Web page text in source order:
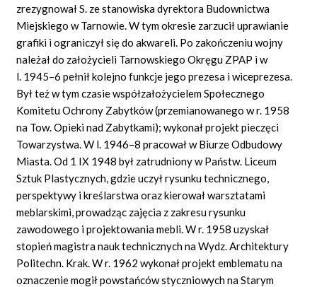
zrezygnował S. ze stanowiska dyrektora Budownictwa
Miejskiego w Tarnowie. W tym okresie zarzucił uprawianie
grafiki i ograniczył się do akwareli. Po zakończeniu wojny
należał do założycieli Tarnowskiego Okręgu ZPAP i w
l. 1945–6 pełnił kolejno funkcje jego prezesa i wiceprezesa.
Był też w tym czasie współzałożycielem Społecznego
Komitetu Ochrony Zabytków (przemianowanego w r. 1958
na Tow. Opieki nad Zabytkami); wykonał projekt pieczęci
Towarzystwa. W l. 1946–8 pracował w Biurze Odbudowy
Miasta. Od 1 IX 1948 był zatrudniony w Państw. Liceum
Sztuk Plastycznych, gdzie uczył rysunku technicznego,
perspektywy i kreślarstwa oraz kierował warsztatami
meblarskimi, prowadząc zajęcia z zakresu rysunku
zawodowego i projektowania mebli. W r. 1958 uzyskał
stopień magistra nauk technicznych na Wydz. Architektury
Politechn. Krak. W r. 1962 wykonał projekt emblematu na
oznaczenie mogił powstańców styczniowych na Starym